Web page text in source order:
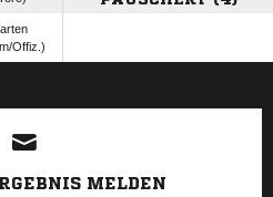
Offiz.)
ANZEIGE
MELDEN